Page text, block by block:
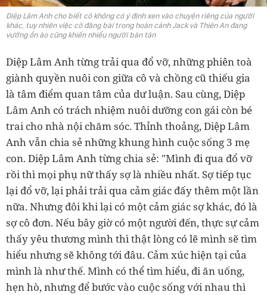
Diệp Lâm Anh cho biết cô không có ý định xen vào chuyện riêng của người
khác, tuy nhiên việc cô đăng bài trong hoàn cảnh Jack và Thiên An đang
vướng ồn ào cũng khiến nhiều người bàn tán
Diệp Lâm Anh từng trải qua đổ vỡ, những phiên toà
giành quyền nuôi con giữa cô và chồng cũ thiếu gia
là tâm điểm quan tâm của dư luận. Sau cùng, Diệp
Lâm Anh có trách nhiệm nuôi dưỡng con gái còn bé
trai cho nhà nội chăm sóc. Thỉnh thoảng, Diệp Lâm
Anh vẫn chia sẻ những khung hình cuộc sống 3 mẹ
con. Diệp Lâm Anh từng chia sẻ: "Mình đi qua đổ vỡ
rồi thì mọi phụ nữ thấy sợ là nhiều nhất. Sợ tiếp tục
lại đổ vỡ, lại phải trải qua cảm giác đấy thêm một lần
nữa. Nhưng đôi khi lại có một cảm giác sợ khác, đó là
sợ cô đơn. Nếu bây giờ có một người đến, thực sự cảm
thấy yêu thương mình thì thật lòng có lẽ mình sẽ tìm
hiểu nhưng sẽ không tới đâu. Cảm xúc hiện tại của
mình là như thế. Mình có thể tìm hiểu, đi ăn uống,
hẹn hò, nhưng để bước vào cuộc sống với nhau thì